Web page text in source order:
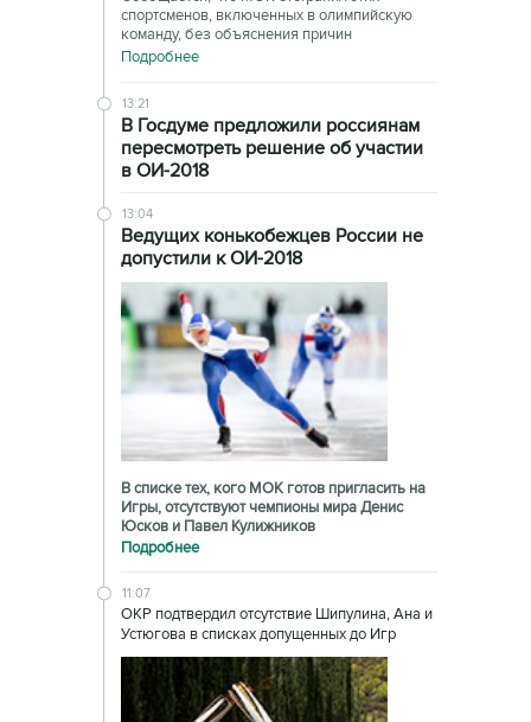
спортсменов, включенных в олимпийскую
команду, без объяснения причин
Подробнее
13:21
В Госдуме предложили россиянам
пересмотреть решение об участии
в ОИ-2018
13:04
Ведущих конькобежцев России не
допустили к ОИ-2018
В списке тех, кого МОК готов пригласить на
Игры, отсутствуют чемпионы мира Денис
Юсков и Павел Кулижников
Подробнее
11:07
ОКР подтвердил отсутствие Шипулина, Ана и
Устюгова в списках допущенных до Игр